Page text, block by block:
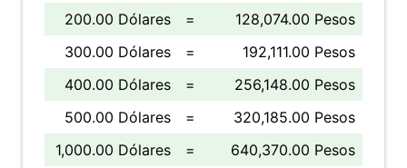
200.00 Dólares
=
128,074.00 Pesos
300.00 Dólares
=
192,111.00 Pesos
400.00 Dólares
=
256,148.00 Pesos
500.00 Dólares
=
320,185.00 Pesos
1,000.00 Dólares
=
640,370.00 Pesos